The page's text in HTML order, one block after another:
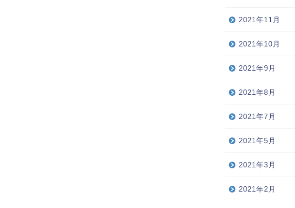
2021年11月
2021年10月
2021年9月
2021年8月
2021年7月
2021年5月
2021年3月
2021年2月